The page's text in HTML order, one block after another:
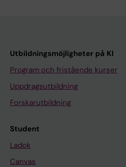
Utbildningsmöjligheter på KI
Program och fristående kurser
Uppdragsutbildning
Forskarutbildning
Student
Ladok
Canvas